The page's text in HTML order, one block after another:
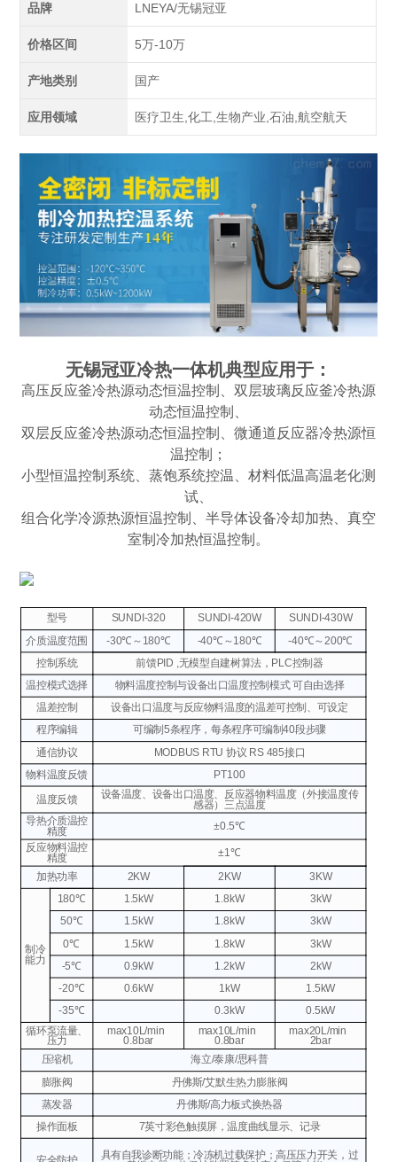
品牌 LNEYA/无锡冠亚
价格区间 5万-10万
产地类别 国产
应用领域 医疗卫生,化工,生物产业,石油,航空航天
无锡冠亚冷热一体机典型应用于：
高压反应釜冷热源动态恒温控制、双层玻璃反应釜冷热源
动态恒温控制、
双层反应釜冷热源动态恒温控制、微通道反应器冷热源恒
温控制；
小型恒温控制系统、蒸饱系统控温、材料低温高温老化测
试、
组合化学冷源热源恒温控制、半导体设备冷却加热、真空
室制冷加热恒温控制。
型号 SUNDI-320 SUNDI-420W SUNDI-430W
介质温度范围 -30℃～180℃ -40℃～180℃ -40℃～200℃
控制系统
前馈PID ,无模型自建树算法，PLC控制器
温控模式选择
物料温度控制与设备出口温度控制模式 可自由选择
温差控制
设备出口温度与反应物料温度的温差可控制、可设定
程序编辑
可编制5条程序，每条程序可编制40段步骤
通信协议 MODBUS RTU 协议 RS 485接口
物料温度反馈 PT100
温度反馈 设备温度、设备出口温度、反应器物料温度（外接温度传
感器）三点温度
导热介质温控
精度
±0.5℃
反应物料温控
精度 ±1℃
加热功率 2KW 2KW 3KW
制冷
能力
180℃ 1.5kW 1.8kW 3kW
50℃ 1.5kW 1.8kW 3kW
0℃ 1.5kW 1.8kW 3kW
-5℃ 0.9kW 1.2kW
2kW
-20℃
0.6kW 1kW 1.5kW
-35℃ 0.3kW 0.5kW
循环泵流量、
压力
max10L/min
0.8bar
max10L/min
0.8bar
max20L/min
2bar
压缩机 海立/泰康/思科普
膨胀阀
丹佛斯/艾默生热力膨胀阀
蒸发器
丹佛斯/高力板式换热器
操作面板 7英寸彩色触摸屏，温度曲线显示、记录
具有自我诊断功能；冷冻机过载保护；高压压力开关，过